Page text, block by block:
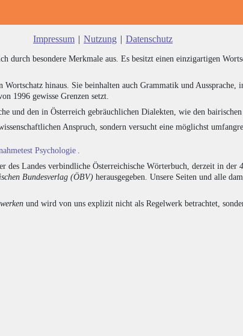
Impressum | Nutzung | Datenschutz
durch besondere Merkmale aus. Es besitzt einen einzigartigen
Wortschatz hinaus. Sie beinhalten auch Grammatik und
1996 gewisse Grenzen setzt.
und den in Österreich gebräuchlichen Dialekten, wie den
Anspruch, sondern versucht eine möglichst
Psychologie
Landes verbindliche Österreichische Wörterbuch, derzeit in der
Bundesverlag (ÖBV) herausgegeben. Unsere Seiten und alle
und wird von uns explizit nicht als Regelwerk betrachtet,